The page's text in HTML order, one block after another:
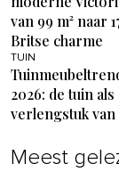
van 99 m² naar
Britse charme
TUIN
2026: de tuin als
verlengstuk
Meest